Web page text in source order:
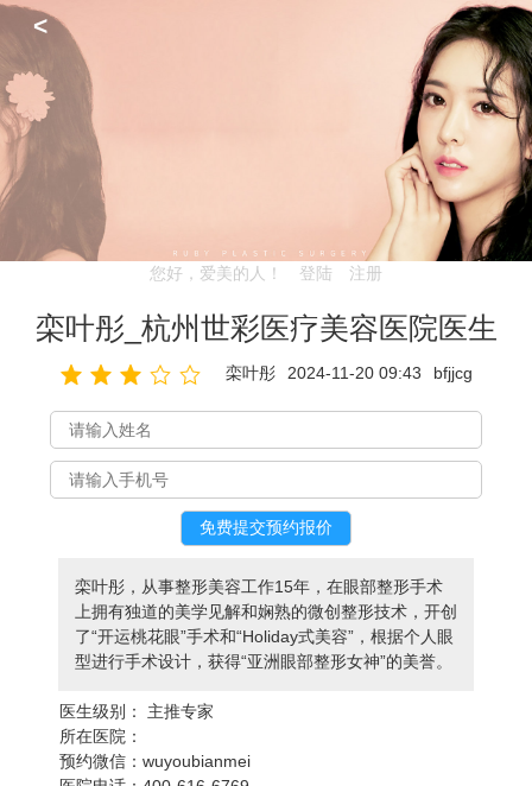
<
您好，爱美的人！ 登陆 注册
栾叶彤_杭州世彩医疗美容医院医生
栾叶彤 2024-11-20 09:43 bfjjcg
栾叶彤，从事整形美容工作15年，在眼部整形手术
上拥有独道的美学见解和娴熟的微创整形技术，开创
了“开运桃花眼”手术和“Holiday式美容”，根据个人眼
型进行手术设计，获得“亚洲眼部整形女神”的美誉。
医生级别：
主推专家
所在医院：
预约微信：wuyoubianmei